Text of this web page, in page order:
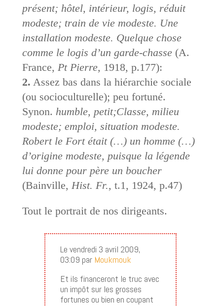
présent; hôtel, intérieur, logis, réduit
modeste; train de vie modeste. Une
installation modeste. Quelque chose
comme le logis d’un garde-chasse(A.
France, Pt Pierre, 1918, p.177):
2. Assez bas dans la hiérarchie sociale
(ou socioculturelle); peu fortuné.
Synon. humble, petit;Classe, milieu
modeste; emploi, situation modeste.
Robert le Fort était (…) un homme (…)
d’origine modeste, puisque la légende
lui donne pour père un boucher
(Bainville, Hist. Fr., t.1 , 1924, p.47)
Tout le portrait de nos dirigeants.
Le vendredi 3 avril 2009,
03:09 par Moukmouk
Et ils financeront le truc avec
un impôt sur les grosses
fortunes ou bien en coupant